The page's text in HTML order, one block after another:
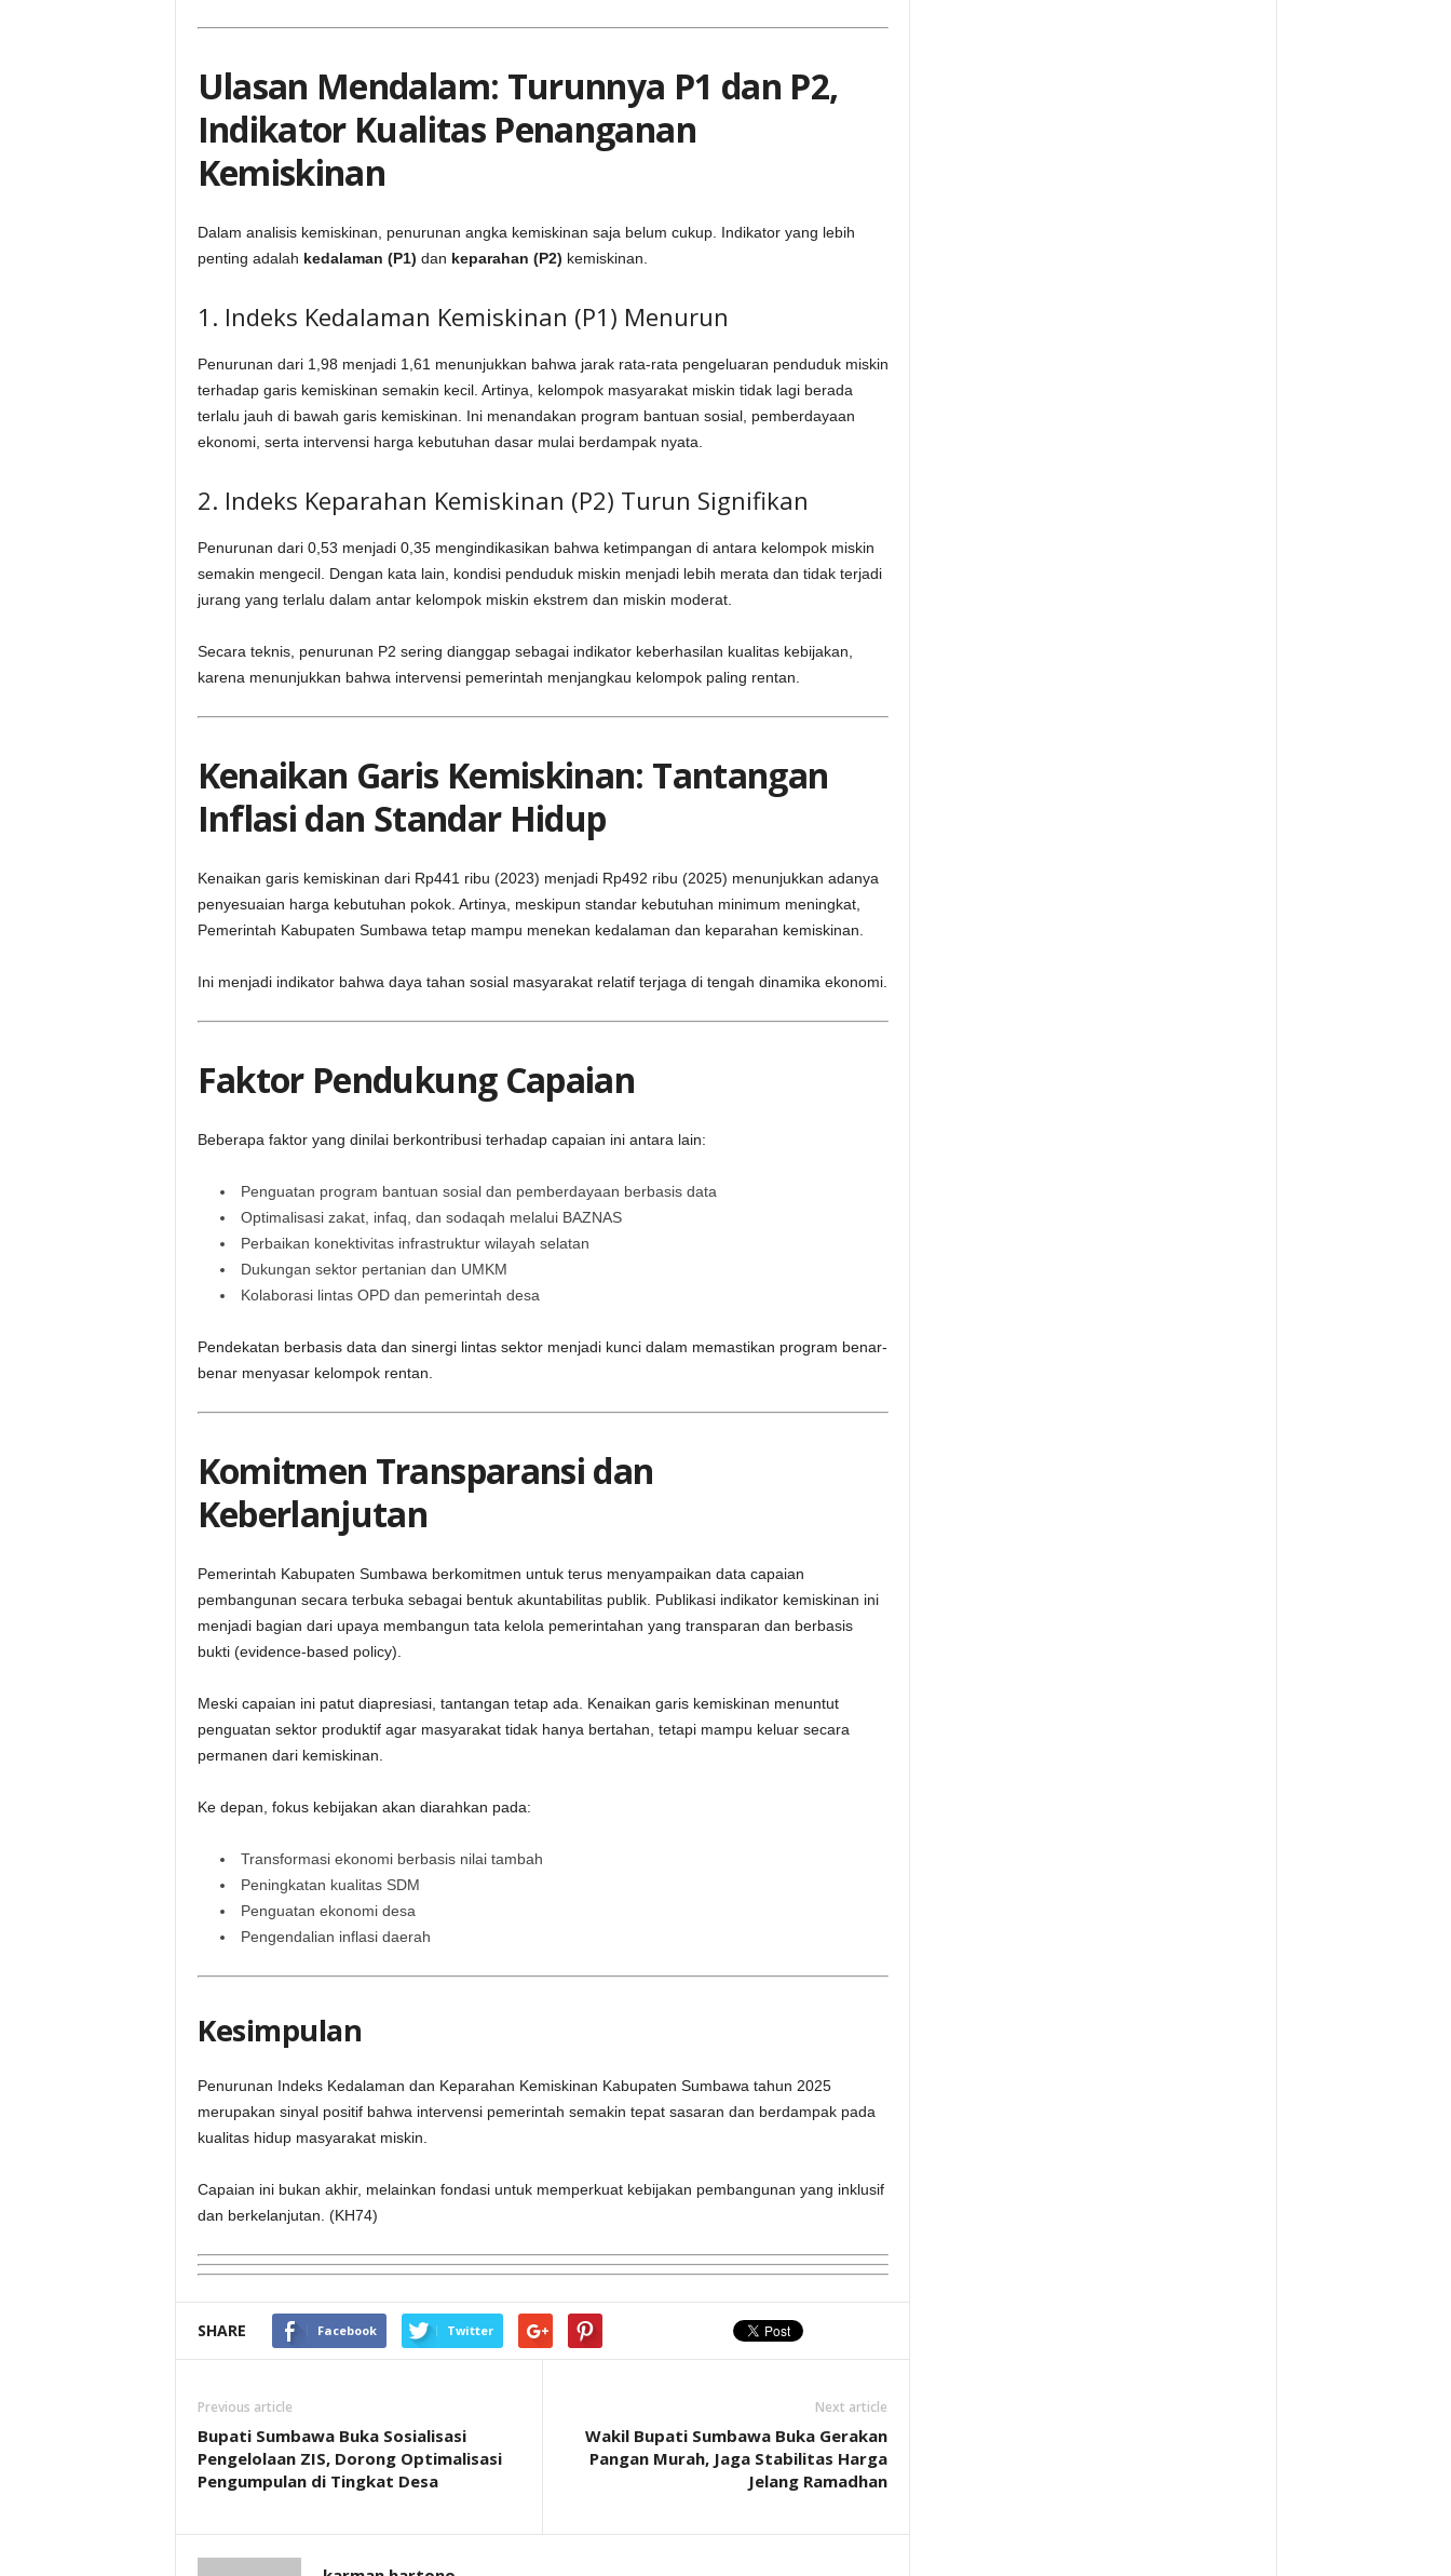
Ulasan Mendalam: Turunnya P1 dan P2,
Indikator Kualitas Penanganan
Kemiskinan
Dalam analisis kemiskinan, penurunan angka kemiskinan saja belum cukup. Indikator yang lebih
penting adalah kedalaman (P1) dan keparahan (P2) kemiskinan.
1. Indeks Kedalaman Kemiskinan (P1) Menurun
Penurunan dari 1,98 menjadi 1,61 menunjukkan bahwa jarak rata-rata pengeluaran penduduk miskin
terhadap garis kemiskinan semakin kecil. Artinya, kelompok masyarakat miskin tidak lagi berada
terlalu jauh di bawah garis kemiskinan. Ini menandakan program bantuan sosial, pemberdayaan
ekonomi, serta intervensi harga kebutuhan dasar mulai berdampak nyata.
2. Indeks Keparahan Kemiskinan (P2) Turun Signifikan
Penurunan dari 0,53 menjadi 0,35 mengindikasikan bahwa ketimpangan di antara kelompok miskin
semakin mengecil. Dengan kata lain, kondisi penduduk miskin menjadi lebih merata dan tidak terjadi
jurang yang terlalu dalam antar kelompok miskin ekstrem dan miskin moderat.
Secara teknis, penurunan P2 sering dianggap sebagai indikator keberhasilan kualitas kebijakan,
karena menunjukkan bahwa intervensi pemerintah menjangkau kelompok paling rentan.
Kenaikan Garis Kemiskinan: Tantangan
Inflasi dan Standar Hidup
Kenaikan garis kemiskinan dari Rp441 ribu (2023) menjadi Rp492 ribu (2025) menunjukkan adanya
penyesuaian harga kebutuhan pokok. Artinya, meskipun standar kebutuhan minimum meningkat,
Pemerintah Kabupaten Sumbawa tetap mampu menekan kedalaman dan keparahan kemiskinan.
Ini menjadi indikator bahwa daya tahan sosial masyarakat relatif terjaga di tengah dinamika ekonomi.
Faktor Pendukung Capaian
Beberapa faktor yang dinilai berkontribusi terhadap capaian ini antara lain:
Penguatan program bantuan sosial dan pemberdayaan berbasis data
Optimalisasi zakat, infaq, dan sodaqah melalui BAZNAS
Perbaikan konektivitas infrastruktur wilayah selatan
Dukungan sektor pertanian dan UMKM
Kolaborasi lintas OPD dan pemerintah desa
Pendekatan berbasis data dan sinergi lintas sektor menjadi kunci dalam memastikan program benar-
benar menyasar kelompok rentan.
Komitmen Transparansi dan
Keberlanjutan
Pemerintah Kabupaten Sumbawa berkomitmen untuk terus menyampaikan data capaian
pembangunan secara terbuka sebagai bentuk akuntabilitas publik. Publikasi indikator kemiskinan ini
menjadi bagian dari upaya membangun tata kelola pemerintahan yang transparan dan berbasis
bukti (evidence-based policy).
Meski capaian ini patut diapresiasi, tantangan tetap ada. Kenaikan garis kemiskinan menuntut
penguatan sektor produktif agar masyarakat tidak hanya bertahan, tetapi mampu keluar secara
permanen dari kemiskinan.
Ke depan, fokus kebijakan akan diarahkan pada:
Transformasi ekonomi berbasis nilai tambah
Peningkatan kualitas SDM
Penguatan ekonomi desa
Pengendalian inflasi daerah
Kesimpulan
Penurunan Indeks Kedalaman dan Keparahan Kemiskinan Kabupaten Sumbawa tahun 2025
merupakan sinyal positif bahwa intervensi pemerintah semakin tepat sasaran dan berdampak pada
kualitas hidup masyarakat miskin.
Capaian ini bukan akhir, melainkan fondasi untuk memperkuat kebijakan pembangunan yang inklusif
dan berkelanjutan. (KH74)
SHARE Facebook Twitter
Previous article
Bupati Sumbawa Buka Sosialisasi
Pengelolaan ZIS, Dorong Optimalisasi
Pengumpulan di Tingkat Desa
Next article
Wakil Bupati Sumbawa Buka Gerakan
Pangan Murah, Jaga Stabilitas Harga
Jelang Ramadhan